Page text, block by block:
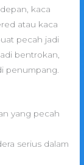
kaca
atau kaca
pecah jadi
bentrokan,
penumpang.
yang pecah
serius dalam